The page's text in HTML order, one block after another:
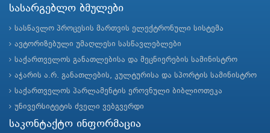
სასარგებლო ბმულები
სასწავლო პროცესის მართვის ელექტრონული სისტემა
ავტორიზებული უმაღლესი სასწავლებლები
საქართველოს განათლებისა და მეცნიერების სამინისტრო
აჭარის ა.რ. განათლების, კულტურისა და სპორტის სამინისტრო
საქართველოს პარლამენტის ეროვნული ბიბლიოთეკა
უნივერსიტეტის ძველი ვებგვერდი
საკონტაქტო ინფორმაცია